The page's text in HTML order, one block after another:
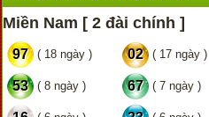
Miền Nam [ 2 đài chính ]
97 ( 18 ngày ) 02 ( 17 ngày )
53 ( 8 ngày ) 67 ( 7 ngày )